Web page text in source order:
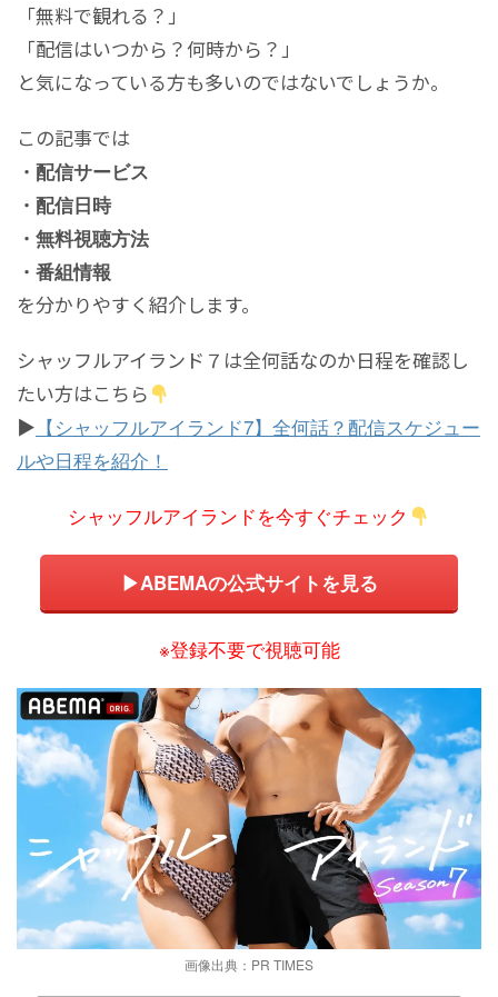
「無料で観れる？」
「配信はいつから？何時から？」
と気になっている方も多いのではないでしょうか。
この記事では
・配信サービス
・配信日時
・無料視聴方法
・番組情報
を分かりやすく紹介します。
シャッフルアイランド７は全何話なのか日程を確認し
たい方はこちら
▶ 【シャッフルアイランド7】全何話？配信スケジュー
ルや日程を紹介！
シャッフルアイランドを今すぐチェック
▶ABEMAの公式サイトを見る
※登録不要で視聴可能
画像出典：PR TIMES